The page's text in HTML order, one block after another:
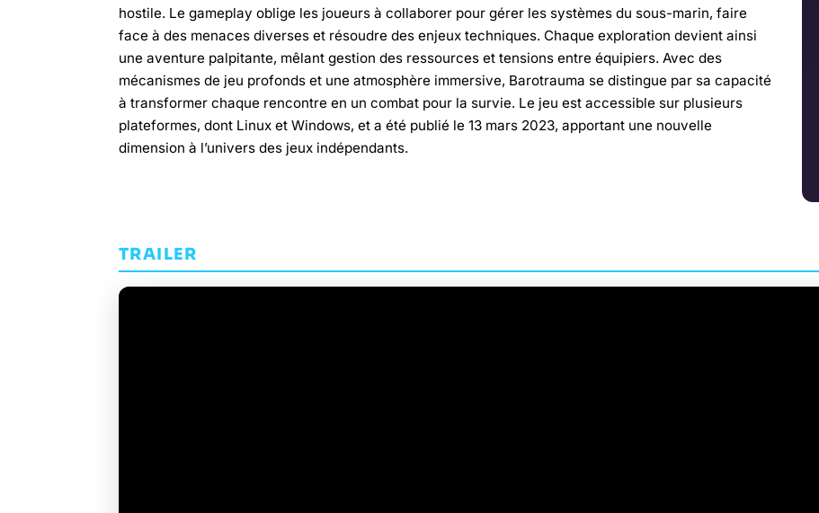
hostile. Le gameplay oblige les joueurs à collaborer pour gérer les systèmes du sous-marin, faire
face à des menaces diverses et résoudre des enjeux techniques. Chaque exploration devient ainsi
une aventure palpitante, mêlant gestion des ressources et tensions entre équipiers. Avec des
mécanismes de jeu profonds et une atmosphère immersive, Barotrauma se distingue par sa capacité
à transformer chaque rencontre en un combat pour la survie. Le jeu est accessible sur plusieurs
plateformes, dont Linux et Windows, et a été publié le 13 mars 2023, apportant une nouvelle
dimension à l’univers des jeux indépendants.
TRAILER